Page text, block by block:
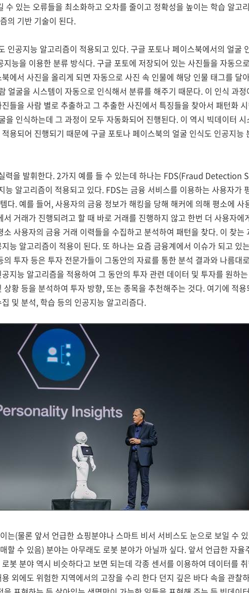
수 있는 오류들을 최소화하고 오차를 줄이고 정확성을 높이는 학습 알고
의 기반 기술이 된다.
인공지능 알고리즘이 적용되고 있다. 구글 포토나 페이스북에서의 얼굴
능을 이용한 분류 방식다. 구글 포토에 저장되어 있는 사진들을 자동으
에서 사진을 올리게 되면 자동으로 사진 속 인물에 해당 인물 태그를 달
얼굴을 시스템이 자동으로 인식해서 분류를 해주기 때문다. 이 인식 과
들을 사람 별로 추출하고 그 추출한 사진에서 특징들을 찾아서 패턴화
을 인식하는데 그 과정이 모두 자동화되어 진행된다. 이 역시 빅데이터
용되어 진행되기 때문에 구글 포토나 페이스북의 얼굴 인식도 인공지능
력을 발휘한다. 2가지 예를 들 수 있는데 하나는 FDS(Fraud Detection
능 알고리즘이 적용되고 있다. FDS는 금융 서비스를 이용하는 사용자가
다. 예를 들어, 사용자의 금융 정보가 해킹을 당해 해커에 의해 평소에 사
거래가 진행되려고 할 때 바로 거래를 진행하지 않고 한번 더 사용자에
사용자의 금융 거래 이력들을 수집하고 분석하여 패턴을 찾다. 이 찾는
능 알고리즘이 적용이 된다. 또 하나는 요즘 금융계에서 이슈가 되고 있
투자 등은 투자 전문가들이 그동안의 자료를 통한 분석 결과와 나름대
지능 알고리즘을 적용하여 그 동안의 투자 관련 데이터 및 투자를 원하
황 등을 분석하여 투자 방향, 또는 종목을 추천해주는 것다. 여기에 적
및 분석, 학습 등의 인공지능 알고리즘다.
는(물론 앞서 언급한 쇼핑분야나 스마트 비서 서비스도 눈으로 보일 수
할 수 있음) 분야는 아무래도 로봇 분야가 아닐까 싶다. 앞서 언급한 자율
봇 분야 역시 비슷하다고 보면 되는데 각종 센서를 이용하여 데이터를
외에도 위험한 지역에서의 고장을 수리 한다 던지 깊은 바다 속을 관찰